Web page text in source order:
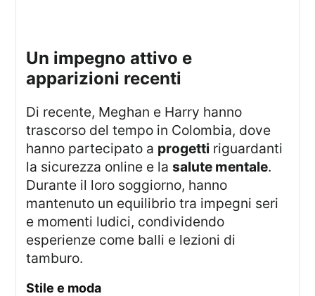
Un impegno attivo e
apparizioni recenti
Di recente, Meghan e Harry hanno
trascorso del tempo in Colombia, dove
hanno partecipato a progetti riguardanti
la sicurezza online e lasalute mentale.
Durante il loro soggiorno, hanno
mantenuto un equilibrio tra impegni seri
e momenti ludici, condividendo
esperienze come balli e lezioni di
tamburo.
Stile e moda